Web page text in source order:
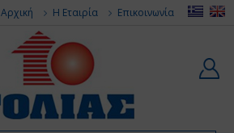
Αρχική Η Εταιρία Επικοινωνία